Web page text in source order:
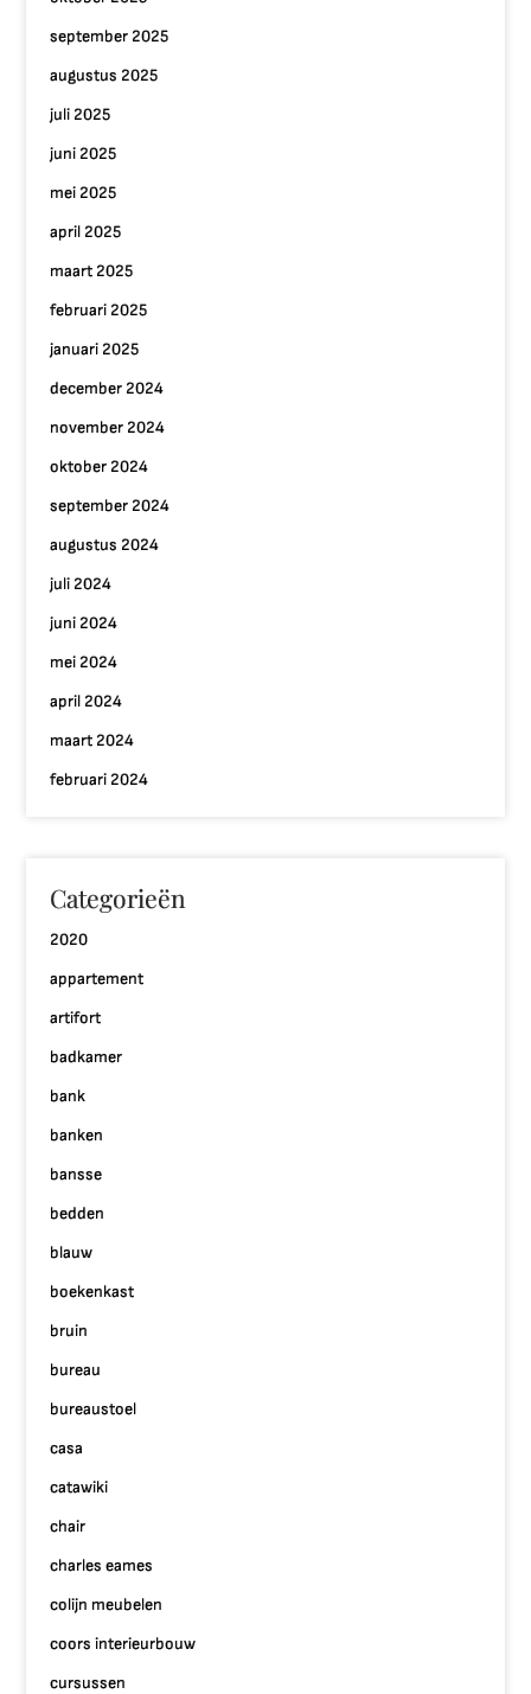
september 2025
augustus 2025
juli 2025
juni 2025
mei 2025
april 2025
maart 2025
februari 2025
januari 2025
december 2024
november 2024
oktober 2024
september 2024
augustus 2024
juli 2024
juni 2024
mei 2024
april 2024
maart 2024
februari 2024
Categorieën
2020
appartement
artifort
badkamer
bank
banken
bansse
bedden
blauw
boekenkast
bruin
bureau
bureaustoel
casa
catawiki
chair
charles eames
colijn meubelen
coors interieurbouw
cursussen